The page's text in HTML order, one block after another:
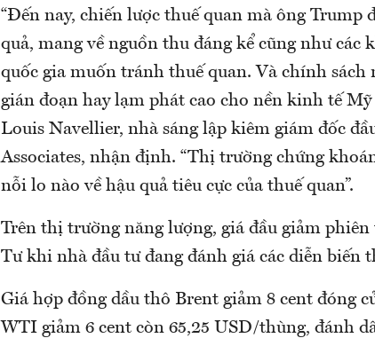
“Đến nay, chiến lược thuế quan mà ông Trump
quả, mang về nguồn thu đáng kể cũng như các
quốc gia muốn tránh thuế quan. Và chính sách
gián đoạn hay lạm phát cao cho nền kinh tế
Louis Navellier, nhà sáng lập kiêm giám đốc
Associates, nhận định. “Thị trường chứng
nỗi lo nào về hậu quả tiêu cực của thuế quan”.
Trên thị trường năng lượng, giá đầu giảm
Tư khi nhà đầu tư đang đánh giá các diễn biến
Giá hợp đồng dầu thô Brent giảm 8 cent đóng
WTI giảm 6 cent còn 65,25 USD/thùng, đánh